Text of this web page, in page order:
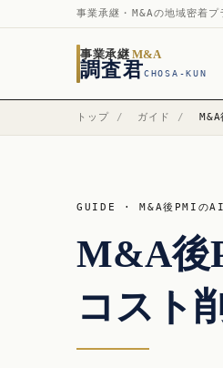
事業承継・M&Aの地域密着プ
事業承継 M&A
調査君CHOSA-KUN
トップ / ガイド /
GUIDE · M&A後PMIのAI
M&A後
コスト